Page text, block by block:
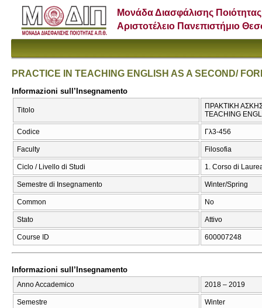
Μονάδα Διασφάλισης Ποιότητας
Αριστοτέλειο Πανεπιστήμιο
PRACTICE IN TEACHING ENGLISH AS A SECOND/
Informazioni sull’Insegnamento
Titolo
ΠΡΑΚΤΙΚΗ
TEACHING
Codice Γλ3-456
Faculty Filosofia
Ciclo / Livello di Studi 1. Corso di
Semestre di Insegnamento Winter/Spring
Common No
Stato Attivo
Course ID 600007248
Informazioni sull’Insegnamento
Anno Accademico 2018 – 2019
Semestre Winter